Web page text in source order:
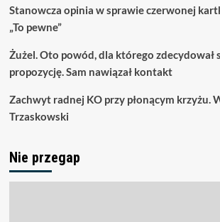
Stanowcza opinia w sprawie czerwonej
„To pewne”
Żużel. Oto powód, dla którego zdecydował
propozycję. Sam nawiązał kontakt
Zachwyt radnej KO przy płonącym krzyżu.
Trzaskowski
Nie przegap